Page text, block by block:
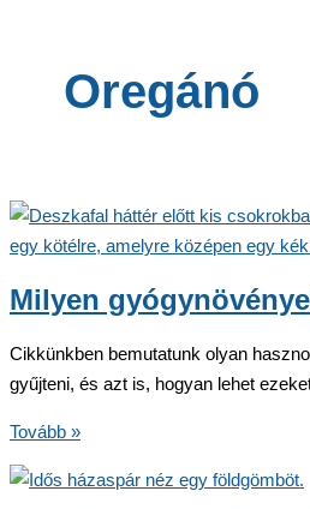
Oregánó
Milyen
Cikkünkben bemutatunk olyan
gyűjteni, és azt is, hogyan lehet
Milyen
gyógynövényeket
gyűjtsünk
Tovább »